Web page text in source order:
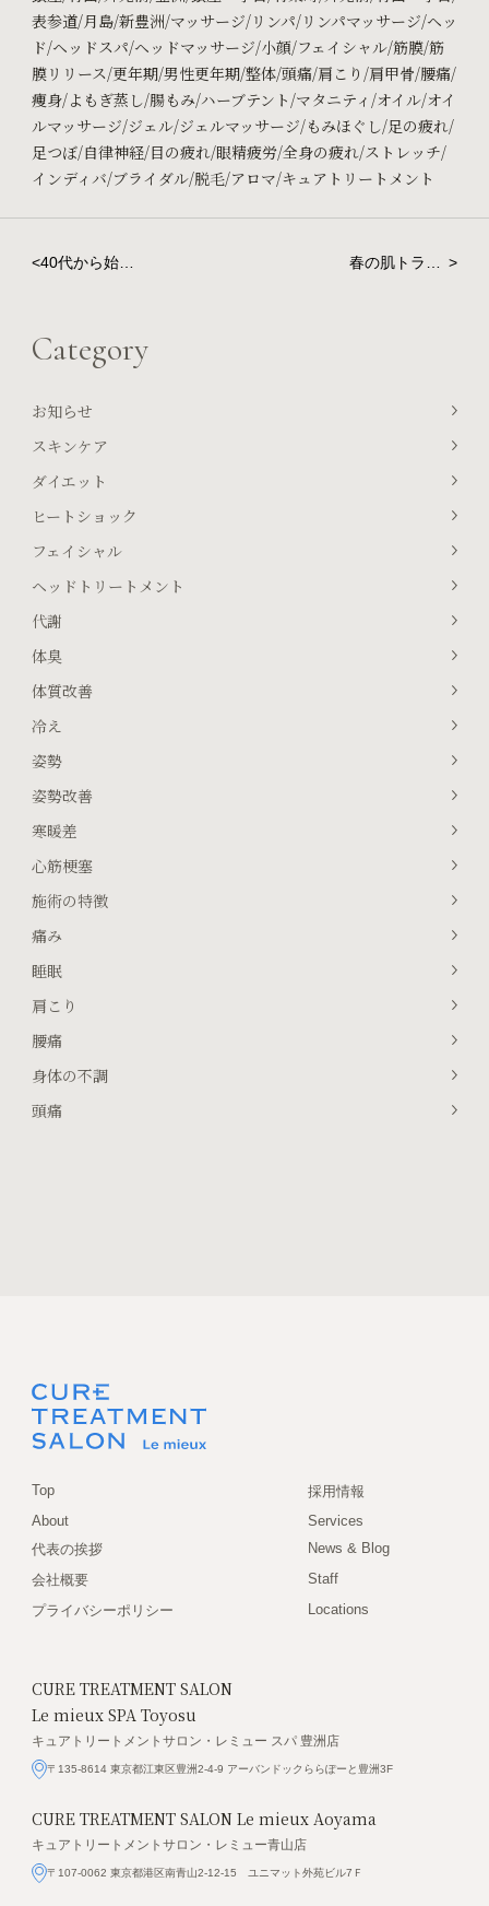
表参道/月島/新豊洲/マッサージ/リンパ/リンパマッサージ/ヘッ
ド/ヘッドスパ/ヘッドマッサージ/小顔/フェイシャル/筋膜/筋
膜リリース/更年期/男性更年期/整体/頭痛/肩こり/肩甲骨/腰痛/
痩身/よもぎ蒸し/腸もみ/ハーブテント/マタニティ/オイル/オイ
ルマッサージ/ジェル/ジェルマッサージ/もみほぐし/足の疲れ/
足つぼ/自律神経/目の疲れ/眼精疲労/全身の疲れ/ストレッチ/
インディバ/ブライダル/脱毛/アロマ/キュアトリートメント
<40代から始め
を撃退しよ
う！
春の肌トラブ
>
Category
お知らせ
スキンケア
ダイエット
ヒートショック
フェイシャル
ヘッドトリートメント
代謝
体臭
体質改善
冷え
姿勢
姿勢改善
寒暖差
心筋梗塞
施術の特徴
痛み
睡眠
肩こり
腰痛
身体の不調
頭痛
Top
採用情報
About
Services
代表の挨拶
News & Blog
会社概要
Staff
プライバシーポリシー
Locations
CURE TREATMENT SALON
Le mieux SPA Toyosu
キュアトリートメントサロン・レミュー スパ 豊洲店
〒135-8614 東京都江東区豊洲2-4-9 アーバンドックららぽーと豊洲3F
CURE TREATMENT SALONLe mieux Aoyama
キュアトリートメントサロン・レミュー青山店
〒107-0062 東京都港区南青山2-12-15 ユニマット外苑ビル7Ｆ